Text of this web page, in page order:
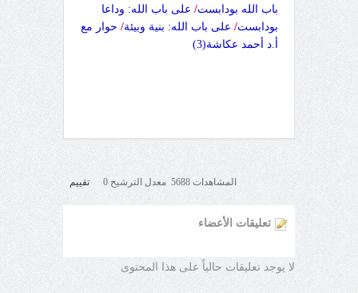
باب الله بودابست/ على باب الله: وداعا
بودابست/ على باب الله: بنية وبيئة/ حوار مع
أ.د أحمد عكاشة(3)
المشاهدات 5688 معدل الترشيح 0 تقييم
تعليقات الأعضاء
لا يوجد تعليقات حالياً على هذا المحتوى